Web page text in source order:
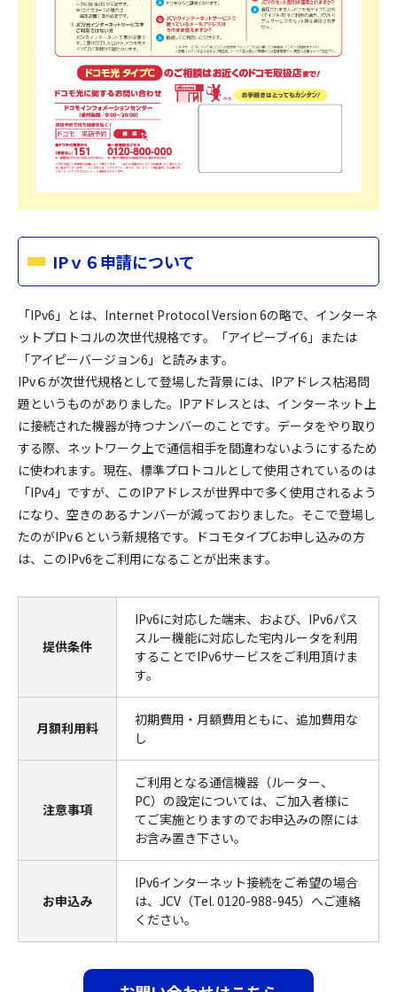
IPｖ６申請について
「IPv6」とは、Internet Protocol Version 6の略で、インターネ
ットプロトコルの次世代規格です。「アイピーブイ6」または
「アイピーバージョン6」と読みます。
IPv６が次世代規格として登場した背景には、IPアドレス枯渇問
題というものがありました。IPアドレスとは、インターネット上
に接続された機器が持つナンバーのことです。データをやり取り
する際、ネットワーク上で通信相手を間違わないようにするため
に使われます。現在、標準プロトコルとして使用されているのは
「IPv4」ですが、このIPアドレスが世界中で多く使用されるよう
になり、空きのあるナンバーが減っておりました。そこで登場し
たのがIPv６という新規格です。ドコモタイプCお申し込みの方
は、このIPv6をご利用になることが出来ます。
提供条件
IPv6に対応した端末、および、IPv6パス
スルー機能に対応した宅内ルータを利用
することでIPv6サービスをご利用頂けま
す。
月額利用料
初期費用・月額費用ともに、追加費用な
し
注意事項
ご利用となる通信機器（ルーター、
PC）の設定については、ご加入者様に
てご実施とりますのでお申込みの際には
お含み置き下さい。
お申込み
IPv6インターネット接続をご希望の場合
は、JCV（Tel. 0120-988-945）へご連絡
ください。